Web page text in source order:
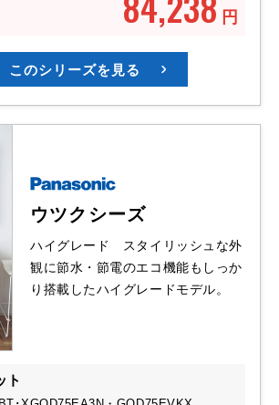
円
このシリーズを見る
ウツクシーズ
ハイグレード スタイリッシュな外
観に節水・節電のエコ機能もしっか
り搭載したハイグレードモデル。
ト